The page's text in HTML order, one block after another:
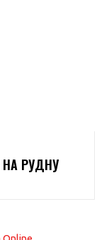
НА РУДНУ